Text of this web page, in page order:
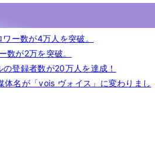
ー数が4万人を突破。
が2万を突破。
登録者数が20万人を達成！
名が「vois ヴォイス」に変わりまし